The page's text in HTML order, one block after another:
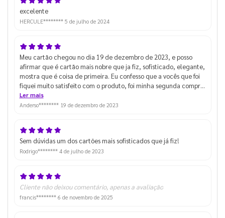
excelente
HERCULE******** 5 de julho de 2024
Meu cartão chegou no dia 19 de dezembro de 2023, e posso
afirmar que é cartão mais nobre que ja fiz, sofisticado, elegante,
mostra que é coisa de primeira. Eu confesso que a vocês que foi
fiquei muito satisfeito com o produto, foi minha segunda compra
no site, e foi até agora a que mais gostei. Obg Deus Abençoe
Ler mais
Anderso******** 19 de dezembro de 2023
Sem dúvidas um dos cartões mais sofisticados que já fiz!
Rodrigo******** 4 de julho de 2023
Cliente não deixou comentário, apenas a avaliação
francis******** 6 de novembro de 2025